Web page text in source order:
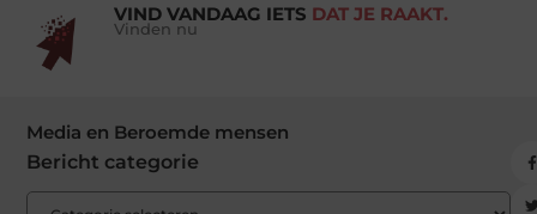
VIND VANDAAG IETS DAT JE RAAKT.
Vinden nu
Media en Beroemde mensen
Bericht categorie